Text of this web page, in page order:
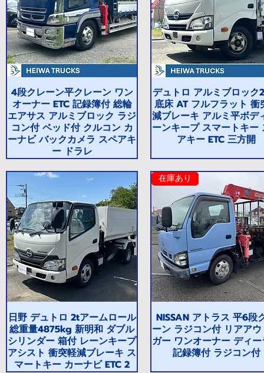
4段クレーン平クレーン ワン
オーナー ETC 記録簿付 総輪
エアサス アルミブロック ラジ
コン付 ベッド付 クルコン カ
ーナビ バックカメラ スペアキ
ー ドラレ
デュトロ アルミブロック
底床 AT フルフラット 衝
減ブレーキ アルミ平ボデ
ーンキープ スマートキー
アキー ETC 三方開
日野 デュトロ 2tアームロール
総重量4875kg 新明和 ダブル
シリンダー 箱付 レーンキープ
アシスト 衝突軽減ブレーキ ス
マートキー カーナビ ETC 2
在庫あり
NISSAN アトラス 平6段
ーン ラジコン付 リアア
ガー ワンオーナー ディ
記録簿付 ラジコン付